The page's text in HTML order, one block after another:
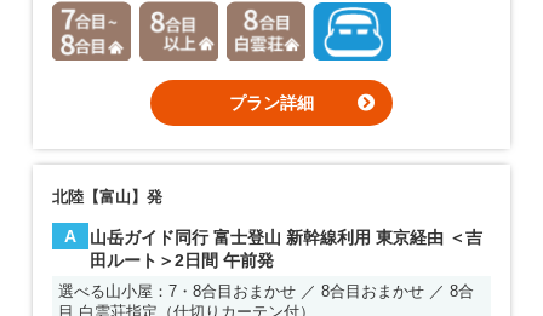
プラン詳細
北陸【富山】発
A
山岳ガイド同行 富士登山 新幹線利用 東京経由 ＜吉
田ルート＞2日間 午前発
選べる山小屋：7・8合目おまかせ ／ 8合目おまかせ ／ 8合
目 白雲荘指定（仕切りカーテン付）